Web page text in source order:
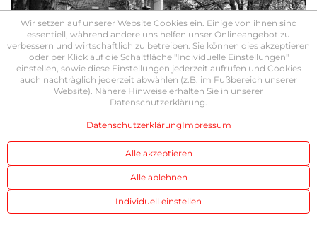
Wir setzen auf unserer Website Cookies ein. Einige von ihnen sind
essentiell, während andere uns helfen unser Onlineangebot zu
verbessern und wirtschaftlich zu betreiben. Sie können dies akzeptieren
oder per Klick auf die Schaltfläche "Individuelle Einstellungen"
einstellen, sowie diese Einstellungen jederzeit aufrufen und Cookies
auch nachträglich jederzeit abwählen (z.B. im Fußbereich unserer
Website). Nähere Hinweise erhalten Sie in unserer
Datenschutzerklärung.
DatenschutzerklärungImpressum
Alle akzeptieren
Alle ablehnen
Individuell einstellen